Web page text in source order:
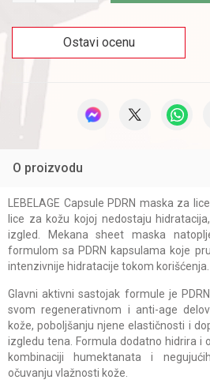
Ostavi ocenu
O proizvodu
LEBELAGE Capsule PDRN maska za
lice za kožu kojoj nedostaju
izgled. Mekana sheet maska
formulom sa PDRN kapsulama koje
intenzivnije hidratacije tokom korišćenja.
Glavni aktivni sastojak formule je
svom regenerativnom i anti-age
kože, poboljšanju njene elastičnosti i
izgledu tena. Formula dodatno hidrira i
kombinaciji humektanata i
očuvanju vlažnosti kože.